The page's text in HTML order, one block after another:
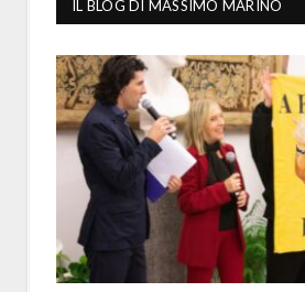
IL BLOG DI MASSIMO MARINO